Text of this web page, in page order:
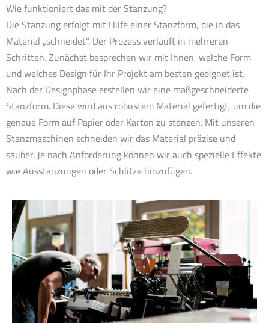
Wie funktioniert das mit der Stanzung?
Die Stanzung erfolgt mit Hilfe einer Stanzform, die in das
Material „schneidet“. Der Prozess verläuft in mehreren
Schritten. Zunächst besprechen wir mit Ihnen, welche Form
und welches Design für Ihr Projekt am besten geeignet ist.
Nach der Designphase erstellen wir eine maßgeschneiderte
Stanzform. Diese wird aus robustem Material gefertigt, um die
genaue Form auf Papier oder Karton zu stanzen. Mit unseren
Stanzmaschinen schneiden wir das Material präzise und
sauber. Je nach Anforderung können wir auch spezielle Effekte
wie Ausstanzungen oder Schlitze hinzufügen.